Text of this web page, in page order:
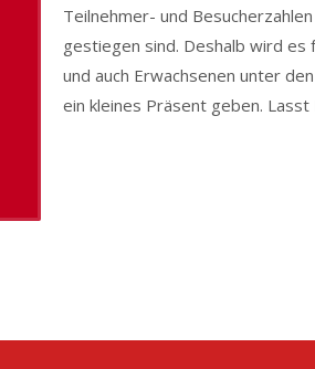
Teilnehmer- und
gestiegen sind. Deshalb wird es
und auch Erwachsenen unter
ein kleines Präsent geben. Lasst